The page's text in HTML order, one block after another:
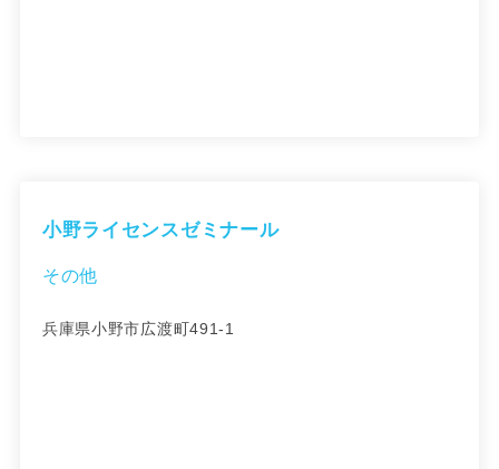
小野ライセンスゼミナール
その他
兵庫県小野市広渡町491-1